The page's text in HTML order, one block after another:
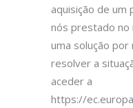
aquisição de
nós prestado no
uma solução
resolver a
aceder a
https://